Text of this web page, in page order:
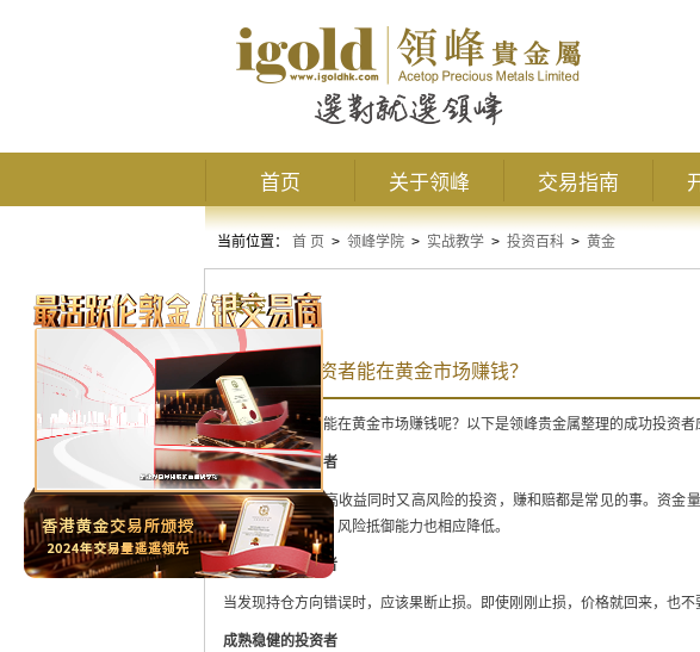
首页 关于领峰 交易指南
当前位置： 首 页 > 领峰学院 > 实战教学 > 投资百科 > 黄金
黄金
什么样的投资者能在黄金市场赚钱？
什么样的投资者能在黄金市场赚钱呢？以下是领峰贵金属整理的成功投资者
资金充足的投资者
黄金投资是一种高收益同时又高风险的投资，赚和赔都是常见的事。资金
者的资金量太小，风险抵御能力也相应降低。
做事果断的投资者
当发现持仓方向错误时，应该果断止损。即使刚刚止损，价格就回来，也不
成熟稳健的投资者